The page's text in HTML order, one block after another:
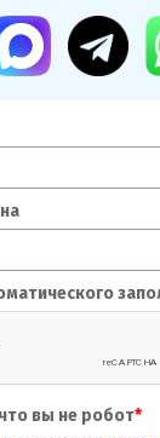
вы не робот*